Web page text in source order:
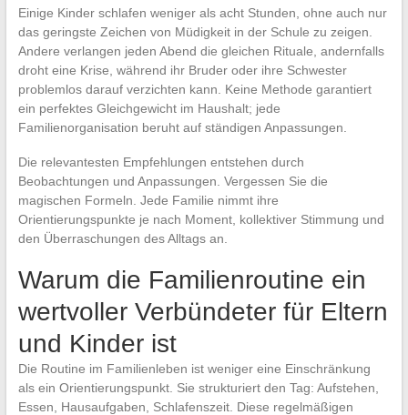
Einige Kinder schlafen weniger als acht Stunden, ohne auch nur
das geringste Zeichen von Müdigkeit in der Schule zu zeigen.
Andere verlangen jeden Abend die gleichen Rituale, andernfalls
droht eine Krise, während ihr Bruder oder ihre Schwester
problemlos darauf verzichten kann. Keine Methode garantiert
ein perfektes Gleichgewicht im Haushalt; jede
Familienorganisation beruht auf ständigen Anpassungen.
Die relevantesten Empfehlungen entstehen durch
Beobachtungen und Anpassungen. Vergessen Sie die
magischen Formeln. Jede Familie nimmt ihre
Orientierungspunkte je nach Moment, kollektiver Stimmung und
den Überraschungen des Alltags an.
Warum die Familienroutine ein
wertvoller Verbündeter für Eltern
und Kinder ist
Die Routine im Familienleben ist weniger eine Einschränkung
als ein Orientierungspunkt. Sie strukturiert den Tag: Aufstehen,
Essen, Hausaufgaben, Schlafenszeit. Diese regelmäßigen